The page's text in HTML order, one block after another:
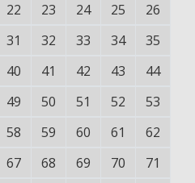
22 23 24 25
26
31 32 33 34
35
40 41 42 43
44
49 50 51 52
53
58 59 60 61
62
67 68 69 70
71